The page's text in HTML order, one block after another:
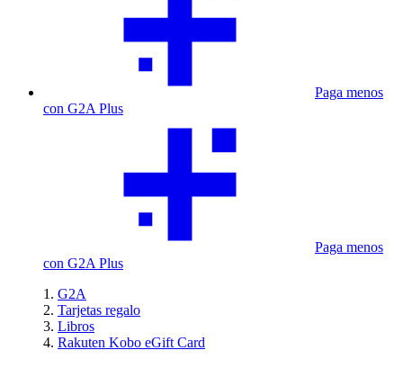
Paga menos
con G2A Plus
Paga menos
con G2A Plus
G2A
Tarjetas regalo
Libros
Rakuten Kobo eGift Card